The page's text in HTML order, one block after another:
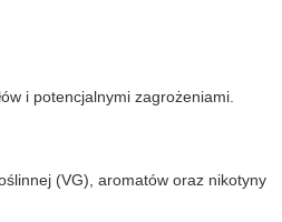
i potencjalnymi zagrożeniami.
(VG), aromatów oraz nikotyny